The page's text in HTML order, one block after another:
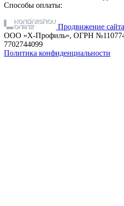
Способы оплаты:
Продвижение сайта
ООО «Х-Профиль», ОГРН
7702744099
Политика конфиденциальности